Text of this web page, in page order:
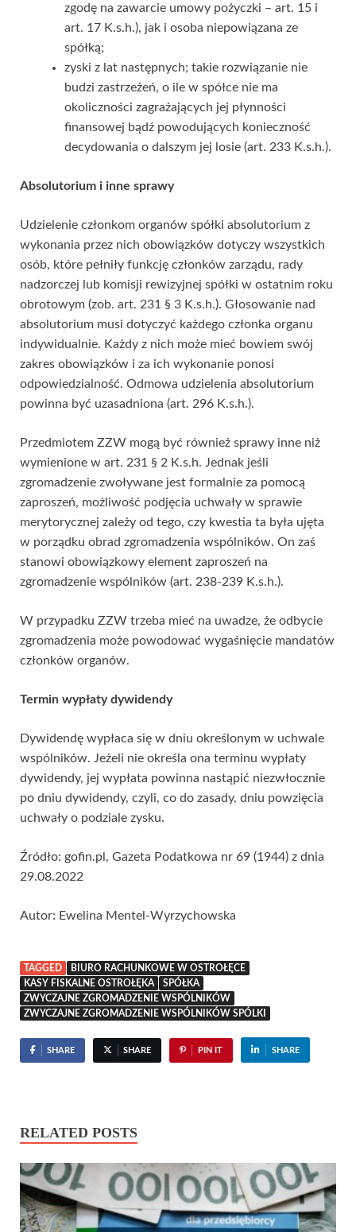
zgodę na zawarcie umowy pożyczki – art. 15 i
art. 17 K.s.h.), jak i osoba niepowiązana ze
spółką;
zyski z lat następnych; takie rozwiązanie nie
budzi zastrzeżeń, o ile w spółce nie ma
okoliczności zagrażających jej płynności
finansowej bądź powodujących konieczność
decydowania o dalszym jej losie (art. 233 K.s.h.).
Absolutorium i inne sprawy
Udzielenie członkom organów spółki absolutorium z
wykonania przez nich obowiązków dotyczy wszystkich
osób, które pełniły funkcję członków zarządu, rady
nadzorczej lub komisji rewizyjnej spółki w ostatnim roku
obrotowym (zob. art. 231 § 3 K.s.h.). Głosowanie nad
absolutorium musi dotyczyć każdego członka organu
indywidualnie. Każdy z nich może mieć bowiem swój
zakres obowiązków i za ich wykonanie ponosi
odpowiedzialność. Odmowa udzielenia absolutorium
powinna być uzasadniona (art. 296 K.s.h.).
Przedmiotem ZZW mogą być również sprawy inne niż
wymienione w art. 231 § 2 K.s.h. Jednak jeśli
zgromadzenie zwoływane jest formalnie za pomocą
zaproszeń, możliwość podjęcia uchwały w sprawie
merytorycznej zależy od tego, czy kwestia ta była ujęta
w porządku obrad zgromadzenia wspólników. On zaś
stanowi obowiązkowy element zaproszeń na
zgromadzenie wspólników (art. 238-239 K.s.h.).
W przypadku ZZW trzeba mieć na uwadze, że odbycie
zgromadzenia może powodować wygaśnięcie mandatów
członków organów.
Termin wypłaty dywidendy
Dywidendę wypłaca się w dniu określonym w uchwale
wspólników. Jeżeli nie określa ona terminu wypłaty
dywidendy, jej wypłata powinna nastąpić niezwłocznie
po dniu dywidendy, czyli, co do zasady, dniu powzięcia
uchwały o podziale zysku.
Źródło: gofin.pl, Gazeta Podatkowa nr 69 (1944) z dnia
29.08.2022
Autor: Ewelina Mentel-Wyrzychowska
TAGGED
BIURO RACHUNKOWE W OSTROŁĘCE
KASY FISKALNE OSTROŁĘKA
SPÓŁKA
ZWYCZAJNE ZGROMADZENIE WSPÓLNIKÓW
ZWYCZAJNE ZGROMADZENIE WSPÓLNIKÓW SPÓLKI
SHARE SHARE PIN IT SHARE
RELATED POSTS